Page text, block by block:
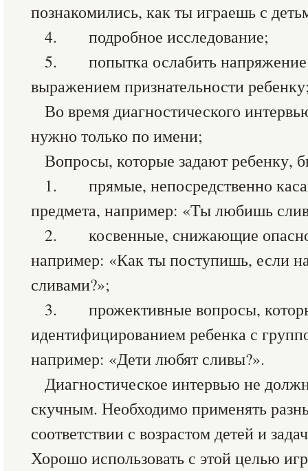
познакомились, как ты играешь с
4. подробное исследование;
5. попытка ослабить напряжение
выражением признательности
Во время диагностического
нужно только по имени;
Вопросы, которые задают ребенку,
1. прямые, непосредственно
предмета, например: «Ты любишь
2. косвенные, снижающие
например: «Как ты поступишь, если на
сливами?»;
3. прожективные вопросы,
идентифицированием ребенка с
например: «Дети любят сливы?».
Диагностическое интервью не
скучным. Необходимо применять
соответствии с возрастом детей и
Хорошо использовать с этой целью